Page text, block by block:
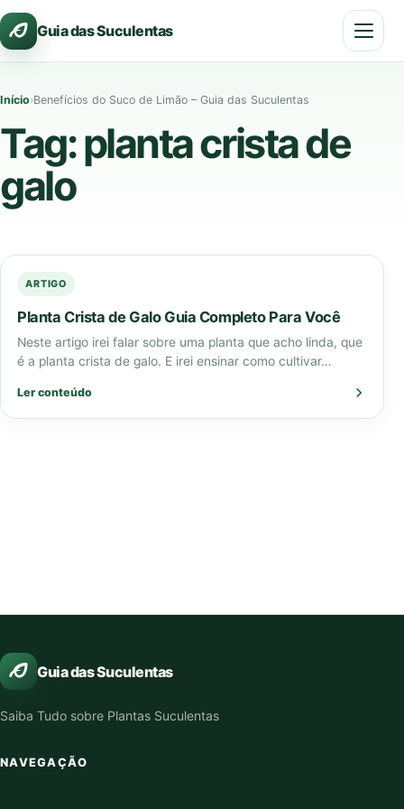
Pular
para
o
Guia das Suculentas
Início›Benefícios do Suco de Limão – Guia das Suculentas
Tag:planta crista de
galo
ARTIGO
Planta Crista de Galo Guia Completo Para Você
Neste artigo irei falar sobre uma planta que acho linda, que
é a planta crista de galo. E irei ensinar como cultivar…
Ler conteúdo
Guia das Suculentas
Saiba Tudo sobre Plantas Suculentas
NAVEGAÇÃO